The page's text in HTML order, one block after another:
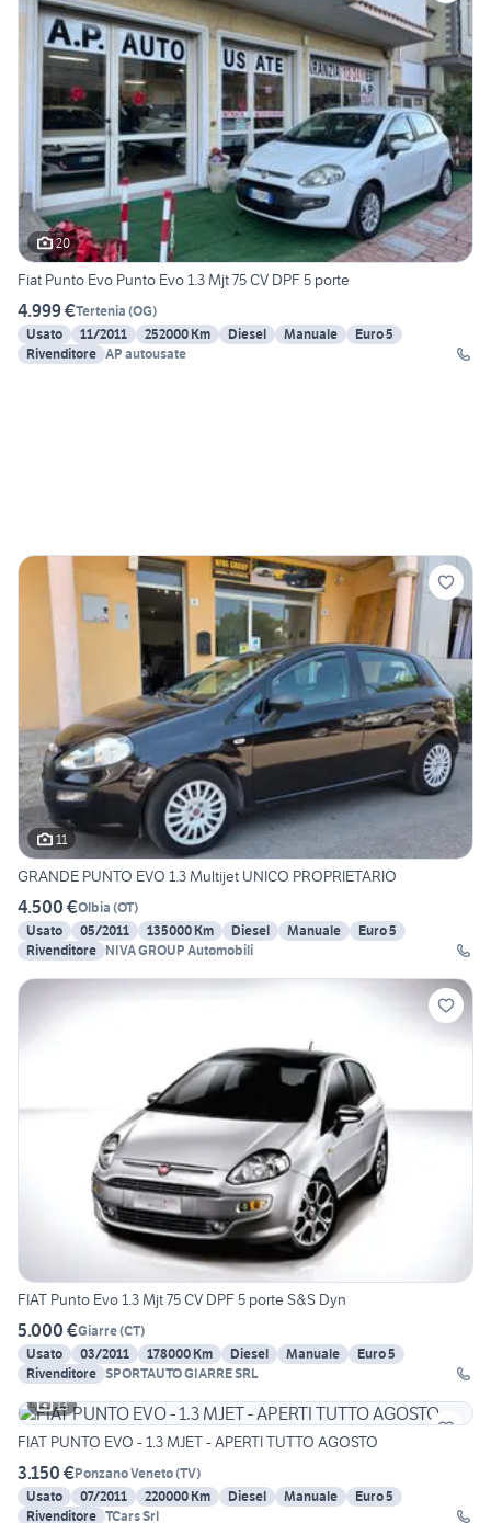
20
Fiat Punto Evo Punto Evo 1.3 Mjt 75 CV DPF 5 porte
4.999 €Tertenia (OG)
Usato
11/2011 252000 Km Diesel Manuale
Euro 5
Rivenditore AP autousate
11
GRANDE PUNTO EVO 1.3 Multijet UNICO PROPRIETARIO
4.500 €Olbia (OT)
Usato
05/2011 135000 Km Diesel Manuale
Euro 5
Rivenditore NIVA GROUP Automobili
FIAT Punto Evo 1.3 Mjt 75 CV DPF 5 porte S&S Dyn
5.000 €Giarre(CT)
Usato
03/2011 178000 Km Diesel Manuale
Euro 5
Rivenditore SPORTAUTO GIARRE SRL
13
FIAT PUNTO EVO - 1.3 MJET - APERTI TUTTO AGOSTO
3.150 €Ponzano Veneto(TV)
Usato
07/2011 220000 Km Diesel Manuale
Euro 5
Rivenditore TCars Srl